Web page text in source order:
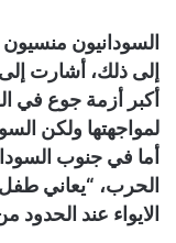
السودانيون منسيون
إلى ذلك، أشارت
أكبر أزمة جوع في
لمواجهتها ولكن
الحرب، “يعاني
الايواء عند